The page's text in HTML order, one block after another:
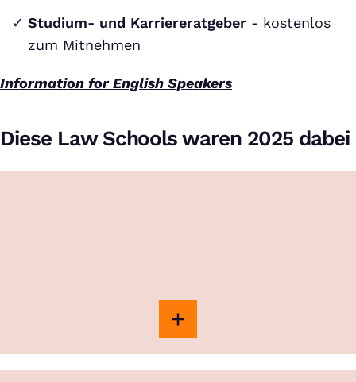
Studium- und Karriereratgeber - kostenlos
zum Mitnehmen
Information for English Speakers
Diese Law Schools waren 2025 dabei